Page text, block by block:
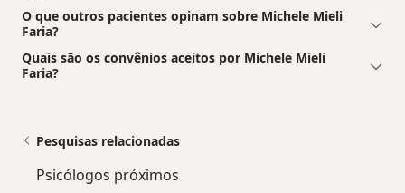
O que outros pacientes opinam sobre Michele Mieli
Faria?
Quais são os convênios aceitos por Michele Mieli
Faria?
Pesquisas relacionadas
Psicólogos próximos